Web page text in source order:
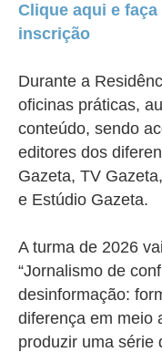
Clique aqui e
inscrição
Durante a
oficinas práticas,
conteúdo, sendo
editores dos
Gazeta, TV
e Estúdio Gazeta.
A turma de 2026
“Jornalismo de
desinformação:
diferença em meio
produzir uma série